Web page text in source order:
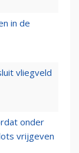
in de
vliegveld
onder
vrijgeven